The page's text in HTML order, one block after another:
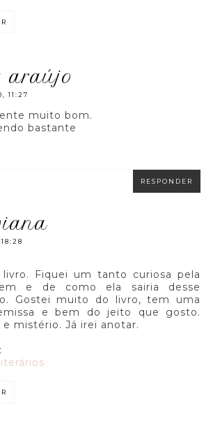
araújo
11:27
muito bom.
bastante
RESPONDER
livro. Fiquei um tanto curiosa pela
e de como ela sairia desse
Gostei muito do livro, tem uma
e bem do jeito que gosto.
e mistério. Já irei anotar.